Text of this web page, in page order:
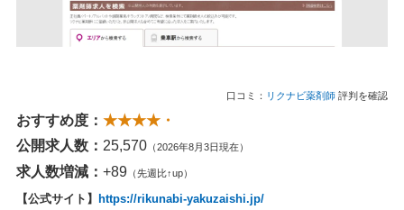
口コミ： リクナビ薬剤師 評判を確認
おすすめ度： ★★★★・
公開求人数： 25,570 （2026年8月3日現在）
求人数増減： +89 （先週比↑up）
【公式サイト】 https://rikunabi-yakuzaishi.jp/